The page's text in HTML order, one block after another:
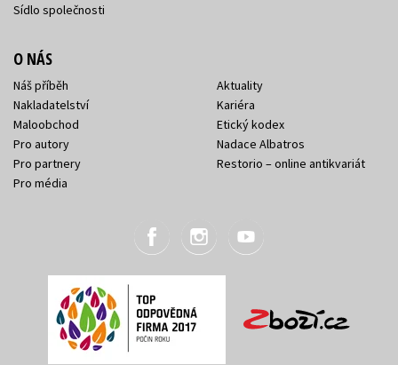
Sídlo společnosti
O NÁS
Náš příběh
Nakladatelství
Maloobchod
Pro autory
Pro partnery
Pro média
Aktuality
Kariéra
Etický kodex
Nadace Albatros
Restorio – online antikvariát